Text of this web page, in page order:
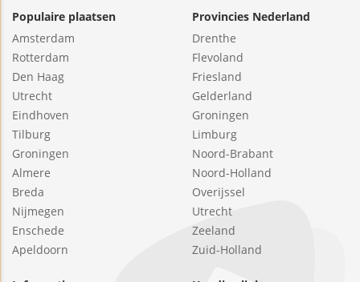
Populaire plaatsen
Amsterdam
Rotterdam
Den Haag
Utrecht
Eindhoven
Tilburg
Groningen
Almere
Breda
Nijmegen
Enschede
Apeldoorn
Provincies Nederland
Drenthe
Flevoland
Friesland
Gelderland
Groningen
Limburg
Noord-Brabant
Noord-Holland
Overijssel
Utrecht
Zeeland
Zuid-Holland